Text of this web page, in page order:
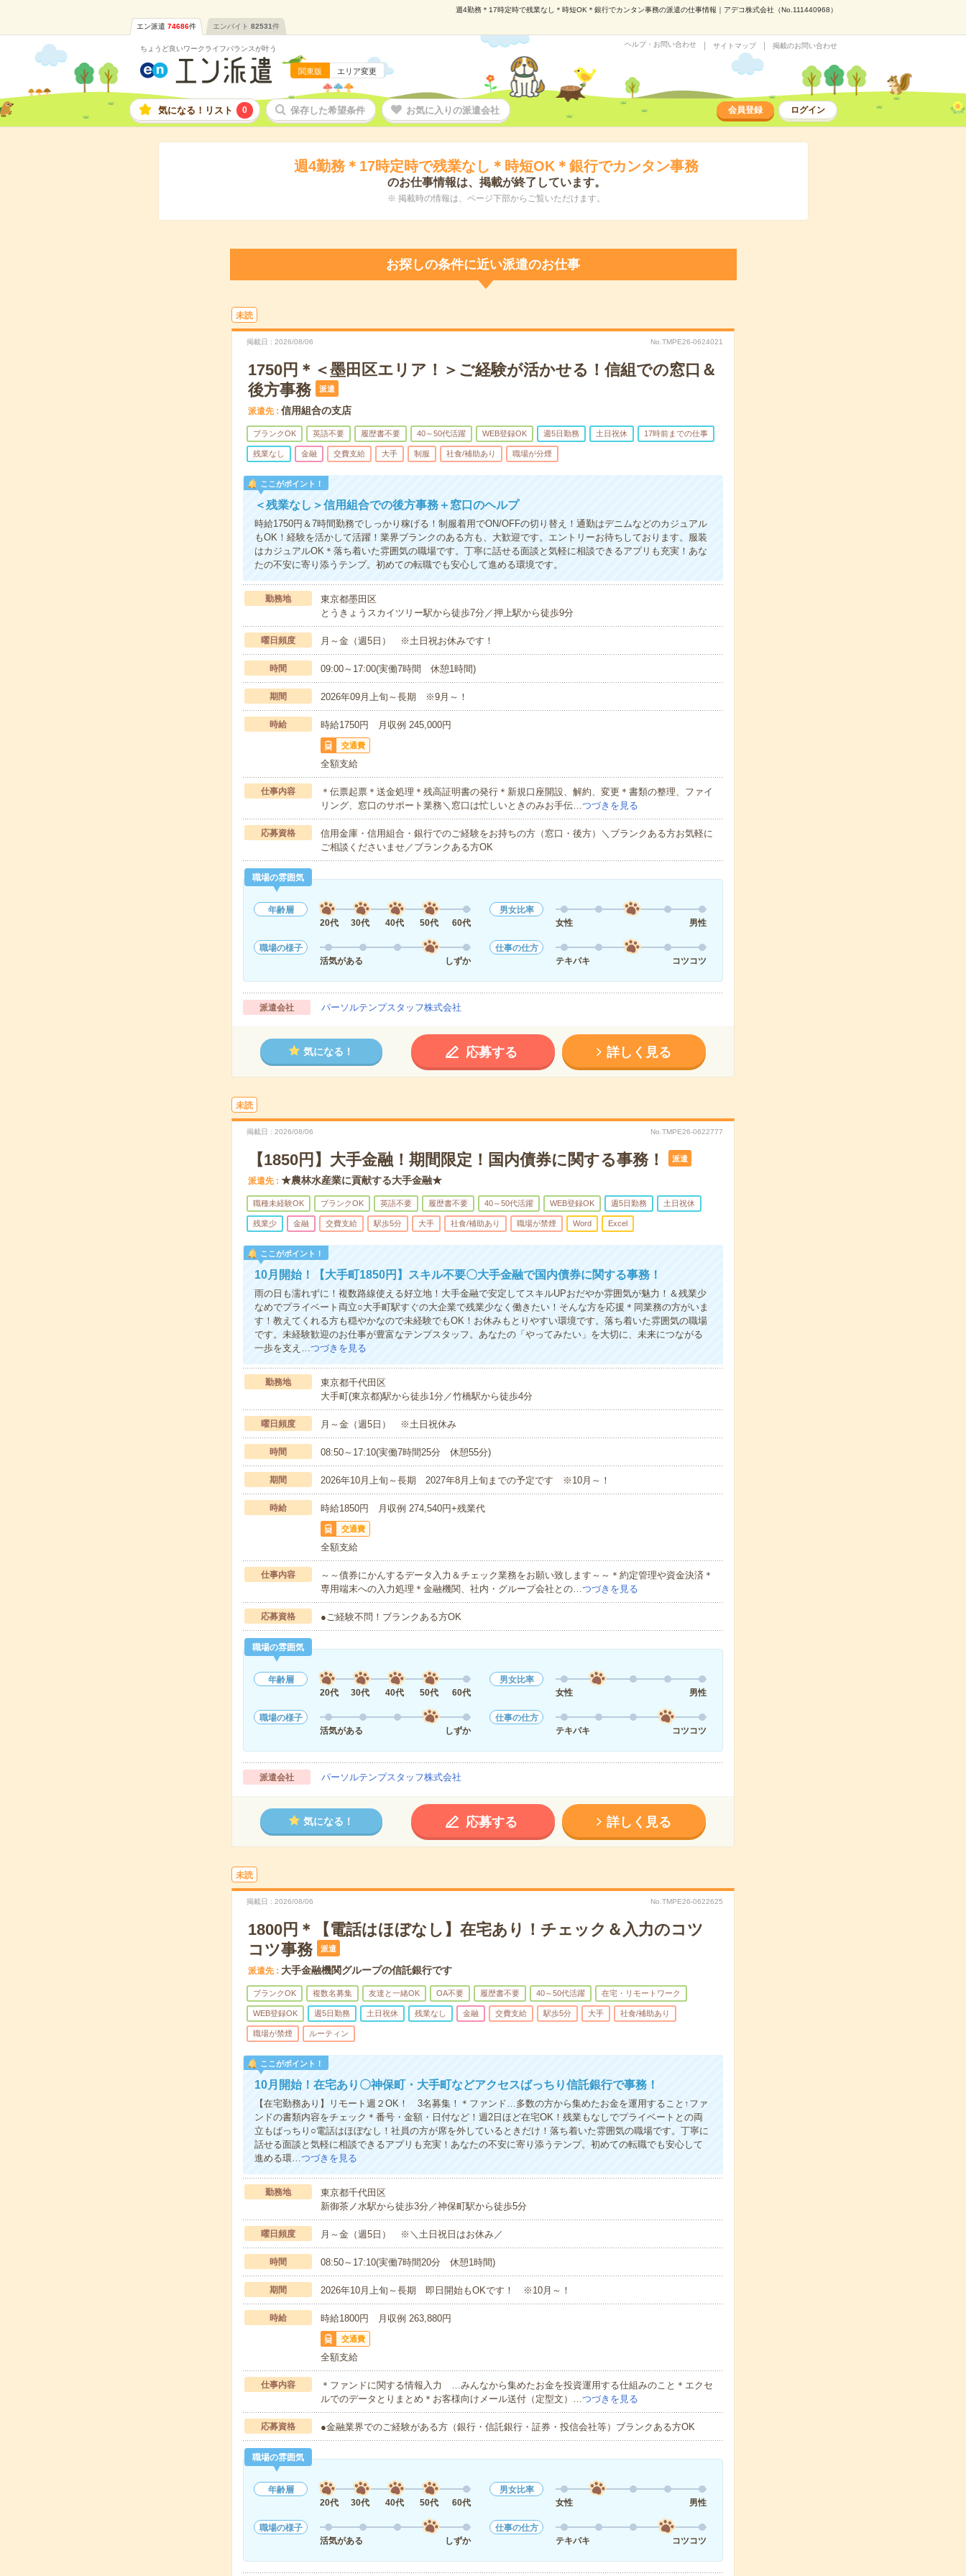
週4勤務＊17時定時で残業なし＊時短OK＊銀行でカンタン事務の派遣の仕事情報｜アデコ株式会社（No.111440968）
エン派遣 74686件 エンバイト 82531件
ちょうど良いワークライフバランスが叶う
関東版 エリア変更
ヘルプ・お問い合わせ サイトマップ 掲載のお問い合わせ
気になる！リスト 0 保存した希望条件 お気に入りの派遣会社 会員登録 ログイン
週4勤務＊17時定時で残業なし＊時短OK＊銀行でカンタン事務
のお仕事情報は、掲載が終了しています。
※ 掲載時の情報は、ページ下部からご覧いただけます。
お探しの条件に近い派遣のお仕事
未読
掲載日 2026/08/06 No.TMPE26-0624021
1750円＊＜墨田区エリア！＞ご経験が活かせる！信組での窓口＆
後方事務
派遣
派遣先 信用組合の支店
ブランクOK 英語不要 履歴書不要 40～50代活躍 WEB登録OK 週5日勤務 土日祝休 17時前までの仕事
残業なし 金融 交費支給 大手 制服 社食/補助あり 職場が分煙
ここがポイント！
＜残業なし＞信用組合での後方事務＋窓口のヘルプ
時給1750円＆7時間勤務でしっかり稼げる！制服着用でON/OFFの切り替え！通勤はデニムなどのカジュアル
もOK！経験を活かして活躍！業界ブランクのある方も、大歓迎です。エントリーお待ちしております。服装
はカジュアルOK＊落ち着いた雰囲気の職場です。丁寧に話せる面談と気軽に相談できるアプリも充実！あな
たの不安に寄り添うテンプ。初めての転職でも安心して進める環境です。
勤務地
東京都墨田区
とうきょうスカイツリー駅から徒歩7分／押上駅から徒歩9分
曜日頻度 月～金（週5日） ※土日祝お休みです！
時間 09:00～17:00(実働7時間 休憩1時間)
期間 2026年09月上旬～長期 ※9月～！
時給 時給1750円 月収例 245,000円
交通費
全額支給
仕事内容
＊伝票起票＊送金処理＊残高証明書の発行＊新規口座開設、解約、変更＊書類の整理、ファイ
リング、窓口のサポート業務＼窓口は忙しいときのみお手伝…つづきを見る
応募資格
信用金庫・信用組合・銀行でのご経験をお持ちの方（窓口・後方）＼ブランクある方お気軽に
ご相談くださいませ／ブランクある方OK
職場の雰囲気
年齢層
20代
30代 40代 50代 60代
男女比率
女性
男性
職場の様子
活気がある
しずか
仕事の仕方
テキパキ
コツコツ
派遣会社 パーソルテンプスタッフ株式会社
気になる！ 応募する 詳しく見る
未読
掲載日 2026/08/06 No.TMPE26-0622777
【1850円】大手金融！期間限定！国内債券に関する事務！ 派遣
派遣先 ★農林水産業に貢献する大手金融★
職種未経験OK ブランクOK 英語不要 履歴書不要 40～50代活躍 WEB登録OK 週5日勤務 土日祝休
残業少 金融 交費支給 駅歩5分 大手 社食/補助あり 職場が禁煙 Word Excel
ここがポイント！
10月開始！【大手町1850円】スキル不要〇大手金融で国内債券に関する事務！
雨の日も濡れずに！複数路線使える好立地！大手金融で安定してスキルUPおだやか雰囲気が魅力！＆残業少
なめでプライベート両立○大手町駅すぐの大企業で残業少なく働きたい！そんな方を応援＊同業務の方がいま
す！教えてくれる方も穏やかなので未経験でもOK！お休みもとりやすい環境です。落ち着いた雰囲気の職場
です。未経験歓迎のお仕事が豊富なテンプスタッフ。あなたの「やってみたい」を大切に、未来につながる
一歩を支え…つづきを見る
勤務地
東京都千代田区
大手町(東京都)駅から徒歩1分／竹橋駅から徒歩4分
曜日頻度 月～金（週5日） ※土日祝休み
時間 08:50～17:10(実働7時間25分 休憩55分)
期間 2026年10月上旬～長期 2027年8月上旬までの予定です ※10月～！
時給 時給1850円 月収例 274,540円+残業代
交通費
全額支給
仕事内容
～～債券にかんするデータ入力＆チェック業務をお願い致します～～＊約定管理や資金決済＊
専用端末への入力処理＊金融機関、社内・グループ会社との…つづきを見る
応募資格 ●ご経験不問！ブランクある方OK
職場の雰囲気
年齢層
20代
30代 40代 50代 60代
男女比率
女性
男性
職場の様子
活気がある
しずか
仕事の仕方
テキパキ
コツコツ
派遣会社 パーソルテンプスタッフ株式会社
気になる！ 応募する 詳しく見る
未読
掲載日 2026/08/06 No.TMPE26-0622625
1800円＊【電話はほぼなし】在宅あり！チェック＆入力のコツ
コツ事務
派遣
派遣先 大手金融機関グループの信託銀行です
ブランクOK 複数名募集 友達と一緒OK OA不要 履歴書不要 40～50代活躍 在宅・リモートワーク
WEB登録OK 週5日勤務 土日祝休 残業なし 金融 交費支給 駅歩5分 大手 社食/補助あり
職場が禁煙 ルーティン
ここがポイント！
10月開始！在宅あり〇神保町・大手町などアクセスばっちり信託銀行で事務！
【在宅勤務あり】リモート週２OK！ 3名募集！＊ファンド…多数の方から集めたお金を運用すること↑ファ
ンドの書類内容をチェック＊番号・金額・日付など！週2日ほど在宅OK！残業もなしでプライベートとの両
立もばっちり○電話はほぼなし！社員の方が席を外しているときだけ！落ち着いた雰囲気の職場です。丁寧に
話せる面談と気軽に相談できるアプリも充実！あなたの不安に寄り添うテンプ。初めての転職でも安心して
進める環…つづきを見る
勤務地
東京都千代田区
新御茶ノ水駅から徒歩3分／神保町駅から徒歩5分
曜日頻度 月～金（週5日） ※＼土日祝日はお休み／
時間 08:50～17:10(実働7時間20分 休憩1時間)
期間 2026年10月上旬～長期 即日開始もOKです！ ※10月～！
時給 時給1800円 月収例 263,880円
交通費
全額支給
仕事内容
＊ファンドに関する情報入力 …みんなから集めたお金を投資運用する仕組みのこと＊エクセ
ルでのデータとりまとめ＊お客様向けメール送付（定型文）…つづきを見る
応募資格 ●金融業界でのご経験がある方（銀行・信託銀行・証券・投信会社等）ブランクある方OK
職場の雰囲気
年齢層
20代
30代 40代 50代 60代
男女比率
女性
男性
職場の様子
活気がある
しずか
仕事の仕方
テキパキ
コツコツ